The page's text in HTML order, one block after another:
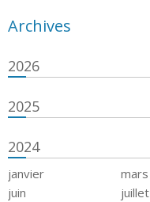
Archives
2026
2025
2024
janvier mars
juin
juillet